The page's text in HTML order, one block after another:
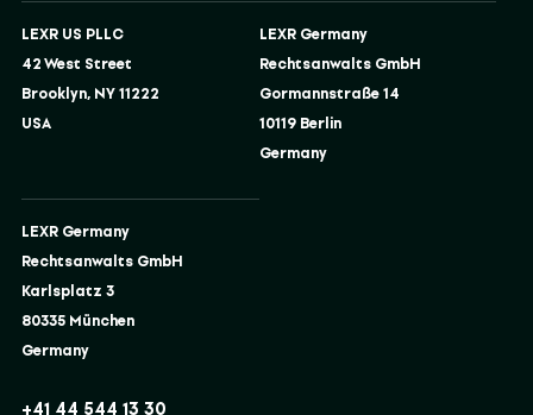
LEXR US PLLC
42 West Street
Brooklyn, NY 11222
USA
LEXR Germany
Rechtsanwalts GmbH
Gormannstraße 14
10119 Berlin
Germany
LEXR Germany
Rechtsanwalts GmbH
Karlsplatz 3
80335 München
Germany
+41 44 544 13 30